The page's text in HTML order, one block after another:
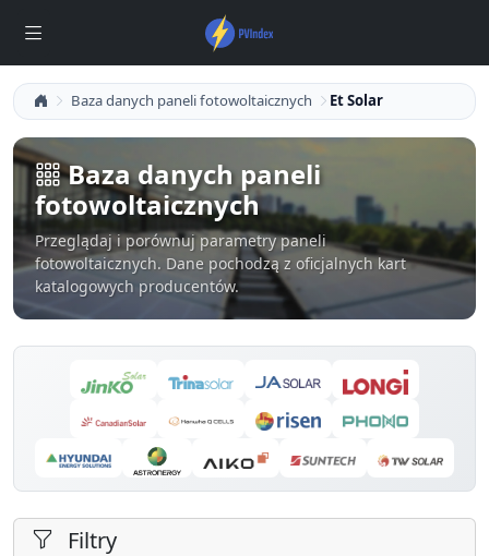
Baza danych paneli fotowoltaicznych Et Solar
Baza danych paneli
fotowoltaicznych
Przeglądaj i porównuj parametry paneli
fotowoltaicznych. Dane pochodzą z oficjalnych kart
katalogowych producentów.
Filtry